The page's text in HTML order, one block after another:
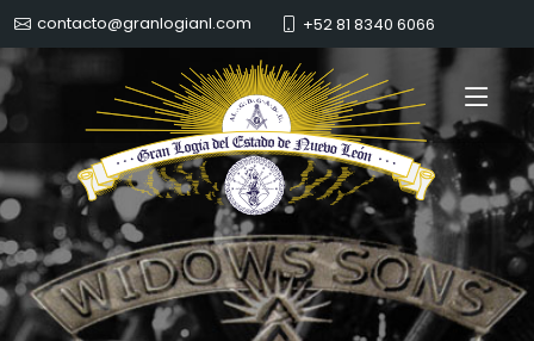
contacto@granlogianl.com +52 81 8340 6066